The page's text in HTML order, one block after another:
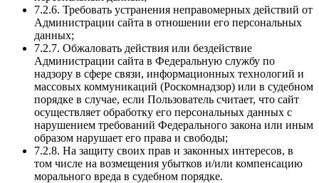
7.2.6. Требовать устранения неправомерных действий от
Администрации сайта в отношении его персональных
данных;
7.2.7. Обжаловать действия или бездействие
Администрации сайта в Федеральную службу по
надзору в сфере связи, информационных технологий и
массовых коммуникаций (Роскомнадзор) или в судебном
порядке в случае, если Пользователь считает, что сайт
осуществляет обработку его персональных данных с
нарушением требований Федерального закона или иным
образом нарушает его права и свободы;
7.2.8. На защиту своих прав и законных интересов, в
том числе на возмещения убытков и/или компенсацию
морального вреда в судебном порядке.